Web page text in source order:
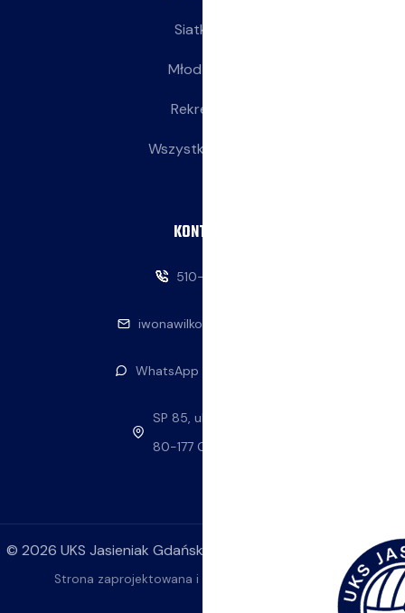
Siatkarki
Młodziczki
Rekreacja
Wszystkie wpisy
KONTAKT
510-146-069
iwonawilkowska@interia.pl
WhatsApp — napisz do nas
SP 85, ul. Stolema 59
80-177 Gdańsk
© 2026 UKS Jasieniak Gdańsk. Wszelkie prawa zastrzeżone.
Strona zaprojektowana i wykonana przez ok4YOU